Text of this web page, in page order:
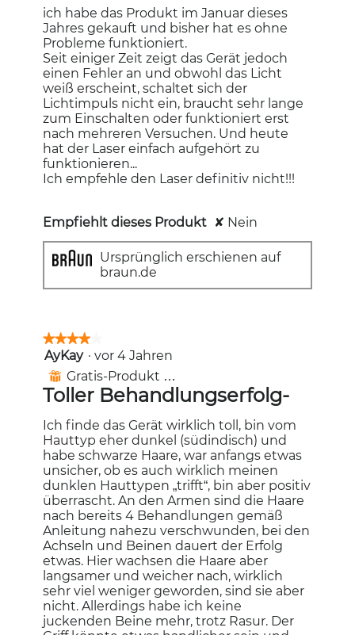
Sternen.
ich habe das Produkt im Januar dieses
Jahres gekauft und bisher hat es ohne
Probleme funktioniert.
Seit einiger Zeit zeigt das Gerät jedoch
einen Fehler an und obwohl das Licht
weiß erscheint, schaltet sich der
Lichtimpuls nicht ein, braucht sehr lange
zum Einschalten oder funktioniert erst
nach mehreren Versuchen. Und heute
hat der Laser einfach aufgehört zu
funktionieren...
Ich empfehle den Laser definitiv nicht!!!
Empfiehlt dieses Produkt ✘ Nein
Ursprünglich erschienen auf
braun.de
★★★★★
★★★★★
4
von
Sternen.
AyKay · vor 4 Jahren
⊞ Gratis-Produkt erhalten
Toller Behandlungserfolg-
Ich finde das Gerät wirklich toll, bin vom
Hauttyp eher dunkel (südindisch) und
habe schwarze Haare, war anfangs etwas
unsicher, ob es auch wirklich meinen
dunklen Hauttypen „trifft“, bin aber positiv
überrascht. An den Armen sind die Haare
nach bereits 4 Behandlungen gemäß
Anleitung nahezu verschwunden, bei den
Achseln und Beinen dauert der Erfolg
etwas. Hier wachsen die Haare aber
langsamer und weicher nach, wirklich
sehr viel weniger geworden, sind sie aber
nicht. Allerdings habe ich keine
juckenden Beine mehr, trotz Rasur. Der